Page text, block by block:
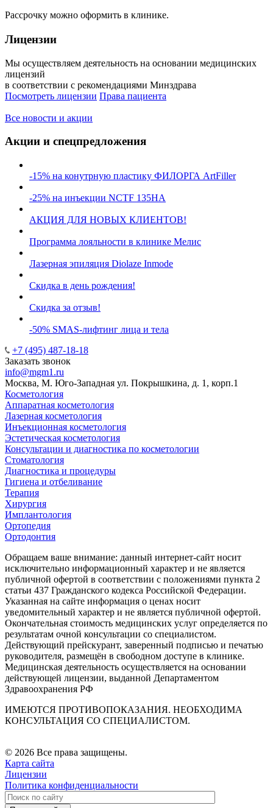
Рассрочку можно оформить в клинике.
Лицензии
Мы осуществляем деятельность на основании медицинских
лицензий
в соответствии с рекомендациями Минздрава
Посмотреть лицензии Права пациента
Все новости и акции
Акции и спецпредложения
-15% на конутрную пластику ФИЛОРГА ArtFiller
-25% на инъекции NCTF 135HA
АКЦИЯ ДЛЯ НОВЫХ КЛИЕНТОВ!
Программа лояльности в клинике Мелис
Лазерная эпиляция Diolaze Inmode
Скидка в день рождения!
Скидка за отзыв!
-50% SMAS-лифтинг лица и тела
+7 (495) 487-18-18
Заказать звонок
info@mgm1.ru
Москва, М. Юго-Западная ул. Покрышкина, д. 1, корп.1
Косметология
Аппаратная косметология
Лазерная косметология
Инъекционная косметология
Эстетическая косметология
Консультации и диагностика по косметологии
Стоматология
Диагностика и процедуры
Гигиена и отбеливание
Терапия
Хирургия
Имплантология
Ортопедия
Ортодонтия
Обращаем ваше внимание: данный интернет-сайт носит
исключительно информационный характер и не является
публичной офертой в соответствии с положениями пункта 2
статьи 437 Гражданского кодекса Российской Федерации.
Указанная на сайте информация о ценах носит
уведомительный характер и не является публичной офертой.
Окончательная стоимость медицинских услуг определяется по
результатам очной консультации со специалистом.
Действующий прейскурант, заверенный подписью и печатью
руководителя, размещён в свободном доступе в клинике.
Медицинская деятельность осуществляется на основании
действующей лицензии, выданной Департаментом
Здравоохранения РФ
ИМЕЮТСЯ ПРОТИВОПОКАЗАНИЯ. НЕОБХОДИМА
КОНСУЛЬТАЦИЯ СО СПЕЦИАЛИСТОМ.
© 2026 Все права защищены.
Карта сайта
Лицензии
Политика конфиденциальности